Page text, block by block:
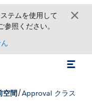
テムを使用して
参照ください。
空間/Approval クラス